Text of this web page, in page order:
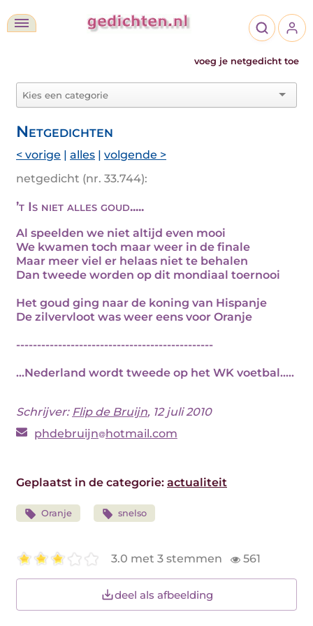
voeg je netgedicht toe
Netgedichten
< vorige | alles | volgende >
netgedicht (nr. 33.744):
’t Is niet alles goud.....
Al speelden we niet altijd even mooi
We kwamen toch maar weer in de finale
Maar meer viel er helaas niet te behalen
Dan tweede worden op dit mondiaal toernooi
Het goud ging naar de koning van Hispanje
De zilvervloot was weer eens voor Oranje
-----------------------------------------------
...Nederland wordt tweede op het WK voetbal.....
Schrijver: Flip de Bruijn, 12 juli 2010
phdebruijn hotmail.com
Geplaatst in de categorie: actualiteit
Oranje snelso
3.0 met 3 stemmen 561
deel als afbeelding